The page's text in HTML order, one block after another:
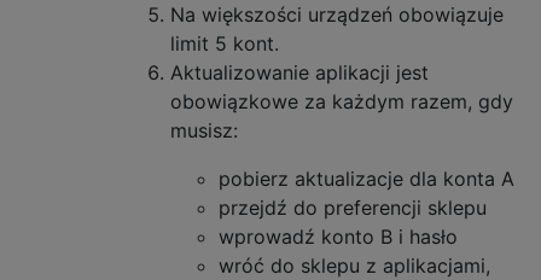
Na większości urządzeń obowiązuje
limit 5 kont.
Aktualizowanie aplikacji jest
obowiązkowe za każdym razem, gdy
musisz:
pobierz aktualizacje dla konta A
przejdź do preferencji sklepu
wprowadź konto B i hasło
wróć do sklepu z aplikacjami,